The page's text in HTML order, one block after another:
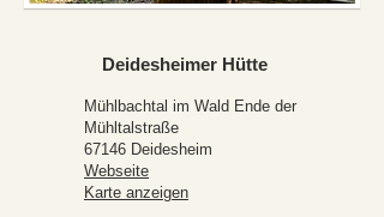
Deidesheimer Hütte
Mühlbachtal im Wald Ende der
Mühltalstraße
67146 Deidesheim
Webseite
Karte anzeigen